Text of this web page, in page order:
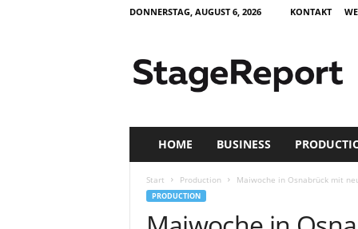
DONNERSTAG, AUGUST 6, 2026 KONTAKT
a
HOME BUSINESS
Start Production Maiwoche in Osnabrück mit
PRODUCTION